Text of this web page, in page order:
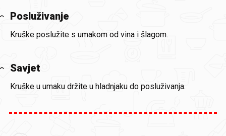
Posluživanje
Kruške poslužite s umakom od vina i šlagom.
Savjet
Kruške u umaku držite u hladnjaku do posluživanja.